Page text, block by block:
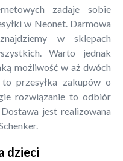
zadaje sobie
w Neonet. Darmowa
w sklepach
Warto jednak
możliwość w aż dwóch
przesyłka zakupów o
rozwiązanie to odbiór
jest realizowana
dzieci